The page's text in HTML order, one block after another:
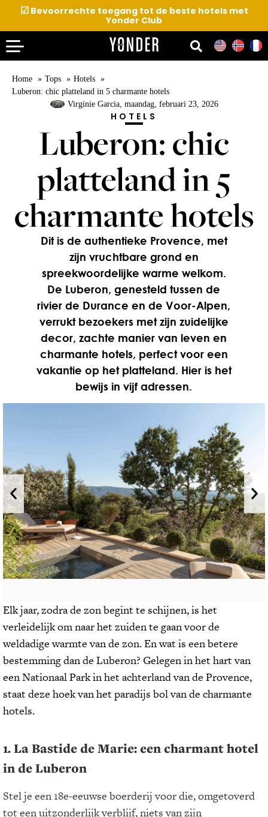
☑Bevoorrechte toegang tot de beste hotels met
Yonder Club
Home Tops
Hotels
Luberon: chic platteland in 5 charmante hotels
Virginie Garcia, maandag, februari 23, 2026
HOTELS
Luberon: chic
platteland in 5
charmante hotels
Dit is de authentieke Provence, met
zijn vruchtbare grond en
spreekwoordelijke warme welkom.
De Luberon, genesteld tussen de
rivier de Durance en de Voor-Alpen,
verrukt bezoekers met zijn zuidelijke
decor, zachte manier van leven en
charmante hotels, perfect voor een
vakantie op het platteland. Hier is het
bewijs in vijf adressen.
Elk jaar, zodra de zon begint te schijnen, is het
verleidelijk om naar het zuiden te gaan voor de
weldadige warmte van de zon. En wat is een betere
bestemming dan de Luberon? Gelegen in het hart van
een Nationaal Park in het achterland van de Provence,
staat deze hoek van het paradijs bol van de charmante
hotels.
1. La Bastide de Marie:een charmant hotel
in de Luberon
Stel je een 18e-eeuwse boerderij voor die, omgetoverd
tot een uitzonderlijk verblijf, niets van zijn